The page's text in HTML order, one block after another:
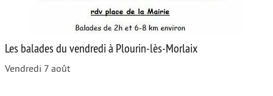
Les balades du vendredi à Plourin-lès-Morlaix
Vendredi 7 août